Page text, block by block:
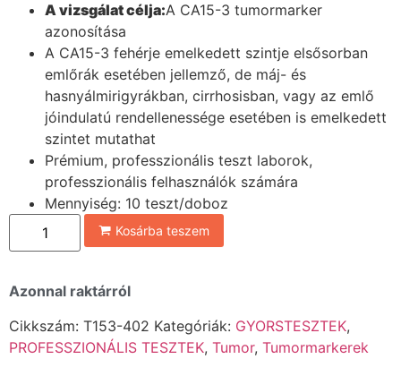
A vizsgálat célja:A CA15-3 tumormarker
azonosítása
A CA15-3 fehérje emelkedett szintje elsősorban
emlőrák esetében jellemző, de máj- és
hasnyálmirigyrákban, cirrhosisban, vagy az emlő
jóindulatú rendellenessége esetében is emelkedett
szintet mutathat
Prémium, professzionális teszt laborok,
professzionális felhasználók számára
Mennyiség: 10 teszt/doboz
Kosárba teszem
Azonnal raktárról
Cikkszám: T153-402 Kategóriák: GYORSTESZTEK,
PROFESSZIONÁLIS TESZTEK, Tumor, Tumormarkerek